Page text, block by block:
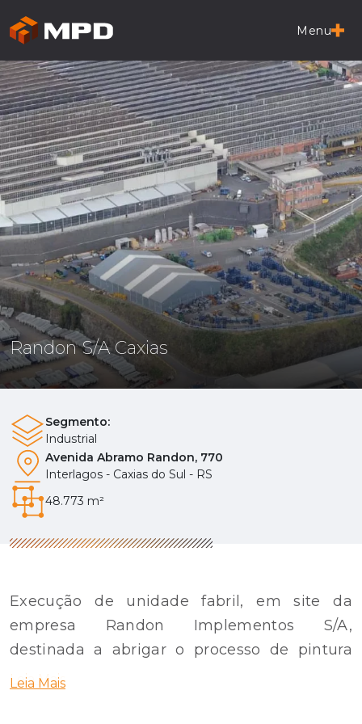
Menu
Randon S/A Caxias
Segmento:
Industrial
Avenida Abramo Randon, 770
Interlagos - Caxias do Sul - RS
48.773 m²
Execução de unidade fabril, em site da
empresa Randon Implementos S/A,
destinada a abrigar o processo de pintura
eletrostática de chassis e de peças
Leia Mais
Leia Mais